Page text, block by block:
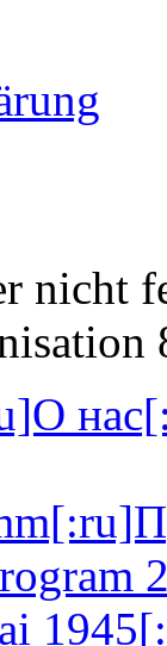
nicht